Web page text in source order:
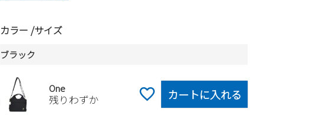
カラー サイズ
ブラック
One
残りわずか カートに入れる